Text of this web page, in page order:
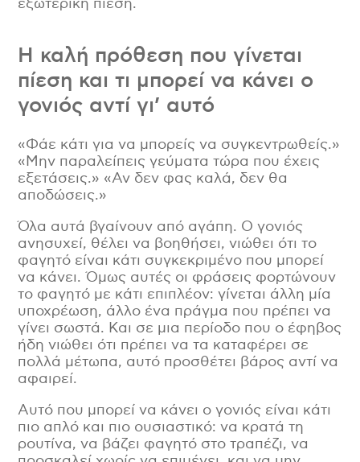
εξωτερική πίεση.
Η καλή πρόθεση που γίνεται
πίεση και τι μπορεί να κάνει ο
γονιός αντί γι’ αυτό
«Φάε κάτι για να μπορείς να συγκεντρωθείς.»
«Μην παραλείπεις γεύματα τώρα που έχεις
εξετάσεις.» «Αν δεν φας καλά, δεν θα
αποδώσεις.»
Όλα αυτά βγαίνουν από αγάπη. Ο γονιός
ανησυχεί, θέλει να βοηθήσει, νιώθει ότι το
φαγητό είναι κάτι συγκεκριμένο που μπορεί
να κάνει. Όμως αυτές οι φράσεις φορτώνουν
το φαγητό με κάτι επιπλέον: γίνεται άλλη μία
υποχρέωση, άλλο ένα πράγμα που πρέπει να
γίνει σωστά. Και σε μια περίοδο που ο έφηβος
ήδη νιώθει ότι πρέπει να τα καταφέρει σε
πολλά μέτωπα, αυτό προσθέτει βάρος αντί να
αφαιρεί.
Αυτό που μπορεί να κάνει ο γονιός είναι κάτι
πιο απλό και πιο ουσιαστικό: να κρατά τη
ρουτίνα, να βάζει φαγητό στο τραπέζι, να